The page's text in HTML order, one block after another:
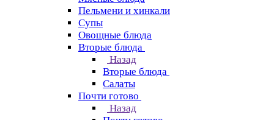
Пельмени и хинкали
Супы
Овощные блюда
Вторые блюда
Назад
Вторые блюда
Салаты
Почти готово
Назад